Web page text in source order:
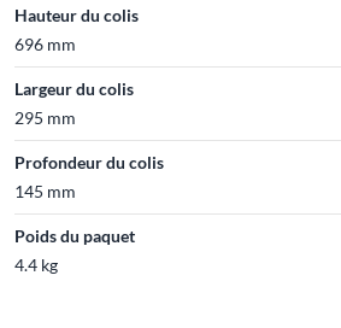
Hauteur du colis
696 mm
Largeur du colis
295 mm
Profondeur du colis
145 mm
Poids du paquet
4.4 kg